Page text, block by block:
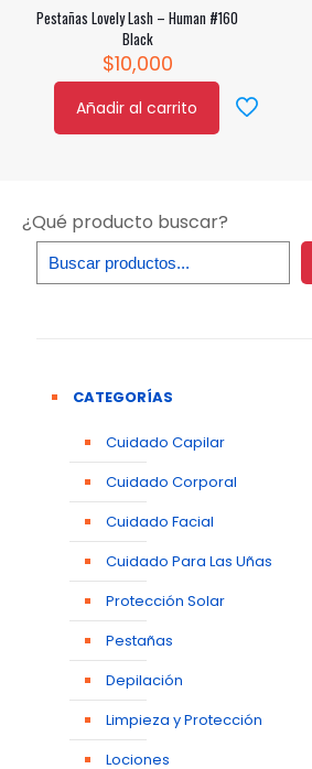
Pestañas Lovely Lash – Human #160
Black
$10,000
Añadir al carrito
¿Qué producto buscar?
CATEGORÍAS
Cuidado Capilar
Cuidado Corporal
Cuidado Facial
Cuidado Para Las Uñas
Protección Solar
Pestañas
Depilación
Limpieza y Protección
Lociones